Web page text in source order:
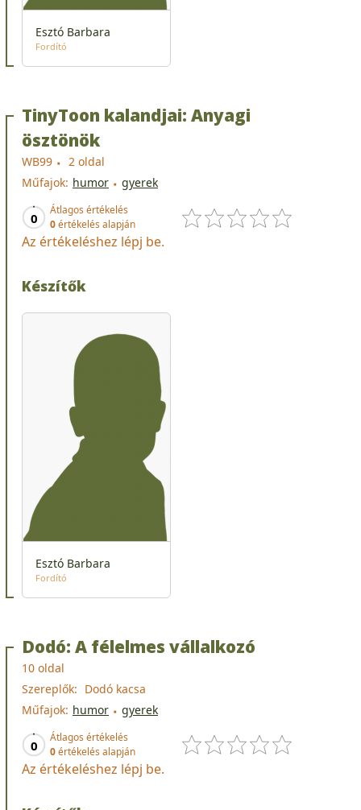
Esztó Barbara
Fordító
TinyToon kalandjai: Anyagi
ösztönök
WB99
2 oldal
Műfajok: humor gyerek
0
Átlagos értékelés
0értékelés alapján
Az értékeléshez lépj be.
Készítők
Esztó Barbara
Fordító
Dodó: A félelmes vállalkozó
10 oldal
Szereplők: Dodó kacsa
Műfajok: humor gyerek
0
Átlagos értékelés
0értékelés alapján
Az értékeléshez lépj be.